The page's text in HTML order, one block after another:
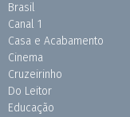
Brasil
Canal 1
Casa e Acabamento
Cinema
Cruzeirinho
Do Leitor
Educação